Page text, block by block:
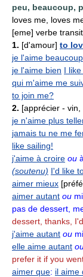
peu, beaucoup,
loves me, loves
[eme] verbe
1. [d'amour] to
je l'aime beaucoup
je l'aime bien I like
qui m'aime me
to join me?
2. [apprécier -
je n'aime plus
jamais tu ne me
like sailing!
j'aime à croire ou
(soutenu) I'd like
aimer mieux
aimer autant ou
pas de dessert,
dessert, thanks,
j'aime autant ou
elle aime autant
prefer it if you
aimer que: il aime